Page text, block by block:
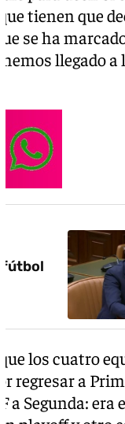
que tienen que
se ha
hemos llegado
fútbol
los cuatro
regresar a
a Segunda: